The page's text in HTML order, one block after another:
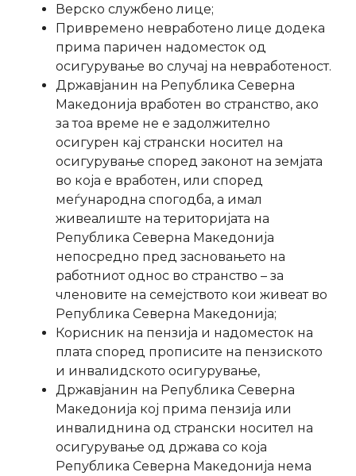
Верско службено лице;
Привремено невработено лице додека
прима паричен надоместок од
осигурување во случај на невработеност.
Државјанин на Република Северна
Македонија вработен во странство, ако
за тоа време не е задолжително
осигурен кај странски носител на
осигурување според законот на земјата
во која е вработен, или според
меѓународна спогодба, а имал
живеалиште на територијата на
Република Северна Македонија
непосредно пред засновањето на
работниот однос во странство – за
членовите на семејството кои живеат во
Република Северна Македонија;
Корисник на пензија и надоместок на
плата според прописите на пензиското
и инвалидското осигурување,
Државјанин на Република Северна
Македонија кој прима пензија или
инвалиднина од странски носител на
осигурување од држава со која
Република Северна Македонија нема